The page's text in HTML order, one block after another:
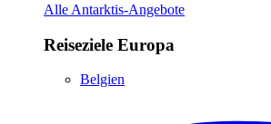
Alle Antarktis-Angebote
Reiseziele Europa
Belgien